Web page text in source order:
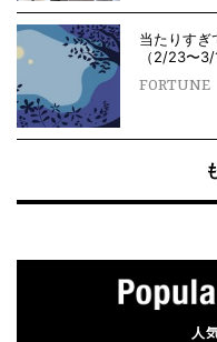
当たりすぎ
（2/23〜
FORTUNE
人